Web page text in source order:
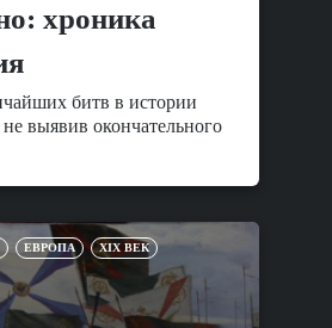
хроника
битв в истории
не выявив окончательного
ЕВРОПА XIX ВЕК